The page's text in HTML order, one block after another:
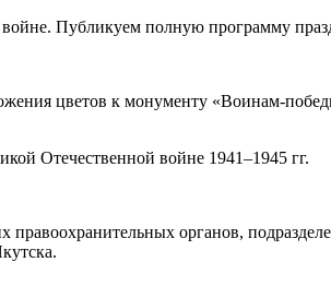
Публикуем полную программу
цветов к монументу «Воинам-
Отечественной войне 1941–1945 гг.
органов,